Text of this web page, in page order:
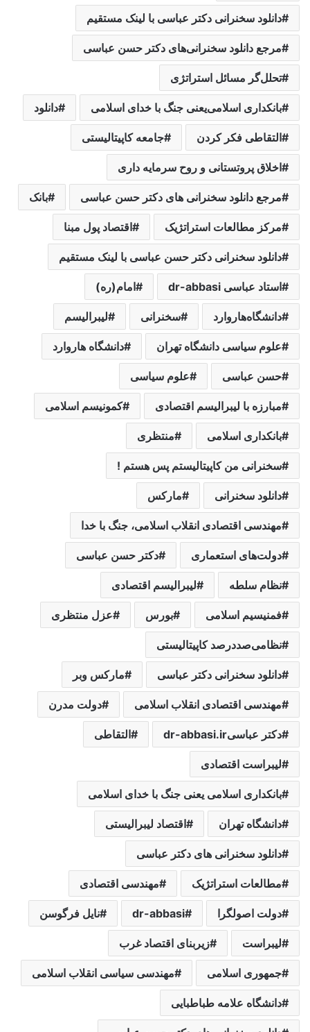
دانلود سخنرانی دکتر عباسی با لینک مستقیم
مرجع دانلود سخنرانی‌های دکتر حسن عباسی
تحلل‌گر مسائل استراتژی
بانکداری اسلامی‌یعنی جنگ با خدای اسلامی دانلود
التقاطی فکر کردن جامعه کاپیتالیستی
اخلاق پروتستانی و روح سرمایه داری
مرجع دانلود سخنرانی های دکتر حسن عباسی بانک
مرکز مطالعات استراتژیک اقتصاد پول مبنا
دانلود سخنرانی دکتر حسن عباسی با لینک مستقیم
استاد عباسی dr-abbasi امام(ره)
دانشگاه‌هاروارد سخنرانی لیبرالیسم
علوم سیاسی دانشگاه تهران دانشگاه هاروارد
حسن عباسی علوم سیاسی
مبارزه با لیبرالیسم اقتصادی کمونیسم اسلامی
بانکداری اسلامی منتظری
سخنرانی من کاپیتالیستم پس هستم !
دانلود سخنرانی مارکس
مهندسی اقتصادی انقلاب اسلامی، جنگ با خدا
دولت‌های استعماری دکتر حسن عباسی
نظام سلطه لیبرالیسم اقتصادی
فمنیسیم اسلامی بورس عزل منتظری
نظامی‌صددرصد کاپیتالیستی
دانلود سخنرانی دکتر عباسی مارکس وبر
مهندسی اقتصادی انقلاب اسلامی دولت‌ مدرن
دکتر عباسیdr-abbasi.ir التقاطی
لیبراست اقتصادی
بانکداری اسلامی یعنی جنگ با خدای اسلامی
دانشگاه تهران اقتصاد لیبرالیستی
دانلود سخنرانی های دکتر عباسی
مطالعات استراتژیک مهندسی اقتصادی
دولت اصولگرا dr-abbasi نایل فرگوسن
لیبراست زیربنای اقتصاد غرب
جمهوری اسلامی مهندسی سیاسی انقلاب اسلامی
دانشگاه علامه طباطبایی